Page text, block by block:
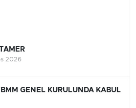
2026
GENEL KURULUNDA KABUL